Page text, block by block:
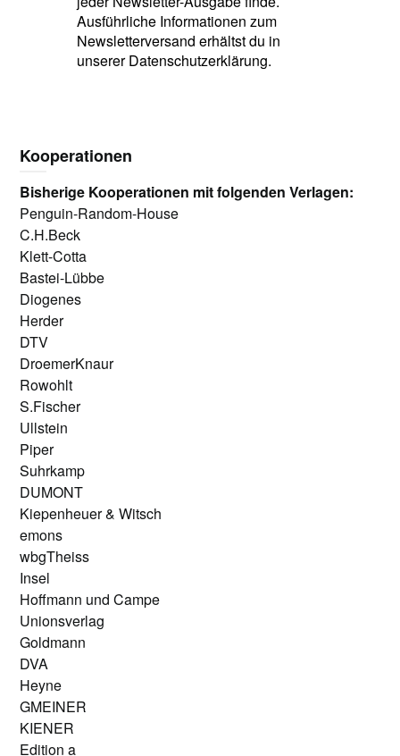
Ausführliche Informationen zum
Newsletterversand erhältst du in
unserer Datenschutzerklärung.
Kooperationen
Bisherige Kooperationen mit folgenden Verlagen:
Penguin-Random-House
C.H.Beck
Klett-Cotta
Bastei-Lübbe
Diogenes
Herder
DTV
DroemerKnaur
Rowohlt
S.Fischer
Ullstein
Piper
Suhrkamp
DUMONT
Kiepenheuer & Witsch
emons
wbgTheiss
Insel
Hoffmann und Campe
Unionsverlag
Goldmann
DVA
Heyne
GMEINER
KIENER
Edition a